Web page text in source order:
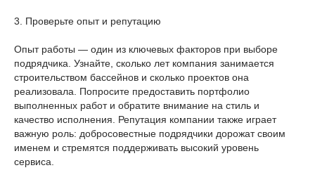
3. Проверьте опыт и репутацию
Опыт работы — один из ключевых факторов при выборе
подрядчика. Узнайте, сколько лет компания занимается
строительством бассейнов и сколько проектов она
реализовала. Попросите предоставить портфолио
выполненных работ и обратите внимание на стиль и
качество исполнения. Репутация компании также играет
важную роль: добросовестные подрядчики дорожат своим
именем и стремятся поддерживать высокий уровень
сервиса.